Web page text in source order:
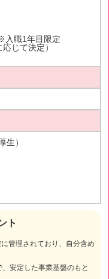
ト
管理されており、自分含め
安定した事業基盤のもと
入職1年目限定
じて決定）
生）